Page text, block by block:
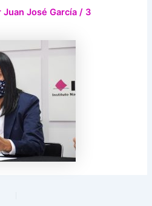
Juan José García/ 3